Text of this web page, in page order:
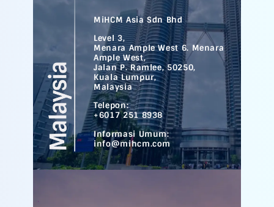
MiHCM Asia Sdn Bhd
Level 3,
Menara Ample West 6. Menara
Ample West,
Jalan P. Ramlee, 50250,
Kuala Lumpur,
Malaysia
Telepon:
+6017 251 8938
Informasi Umum:
info@mihcm.com